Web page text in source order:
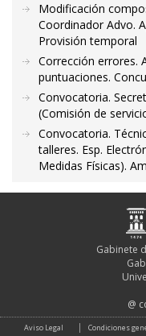
Modificación
Coordinador Advo.
Provisión temporal
Corrección errores.
puntuaciones.
Convocatoria.
(Comisión de
Convocatoria.
talleres. Esp.
Medidas Físicas).
Gabinete
@
Aviso Legal Condiciones